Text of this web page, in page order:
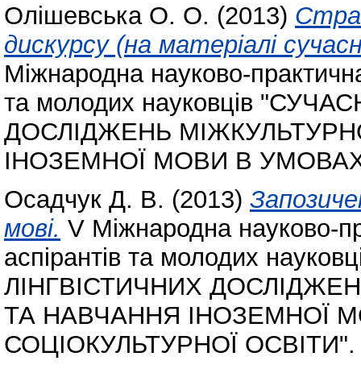
Олішевська О. О. (2013)
дискурсу (на матеріалі
Міжнародна науково-
та молодих науковців
ДОСЛІДЖЕНЬ
ІНОЗЕМНОЇ МОВИ В
Осадчук Д. В. (2013)
мові. V Міжнародна науково-
аспірантів та молодих
ЛІНГВІСТИЧНИХ
ТА НАВЧАННЯ ІНОЗЕМНОЇ
СОЦІОКУЛЬТУРНОЇ ОСВІТИ".